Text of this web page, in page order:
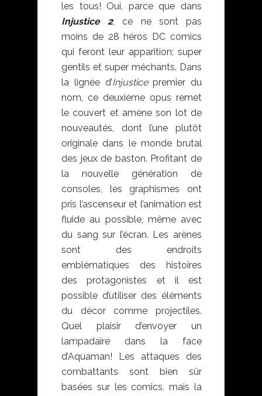
les tous! Oui, parce que dans
Injustice 2, ce ne sont pas
moins de 28 héros DC comics
qui feront leur apparition; super
gentils et super méchants. Dans
la lignée d’Injusticepremier du
nom, ce deuxième opus remet
le couvert et amène son lot de
nouveautés, dont l’une plutôt
originale dans le monde brutal
des jeux de baston. Profitant de
la nouvelle génération de
consoles, les graphismes ont
pris l’ascenseur et l’animation est
fluide au possible, même avec
du sang sur l’écran. Les arènes
sont des endroits
emblématiques des histoires
des protagonistes et il est
possible d’utiliser des éléments
du décor comme projectiles.
Quel plaisir d’envoyer un
lampadaire dans la face
d’Aquaman! Les attaques des
combattants sont bien sûr
basées sur les comics, mais la